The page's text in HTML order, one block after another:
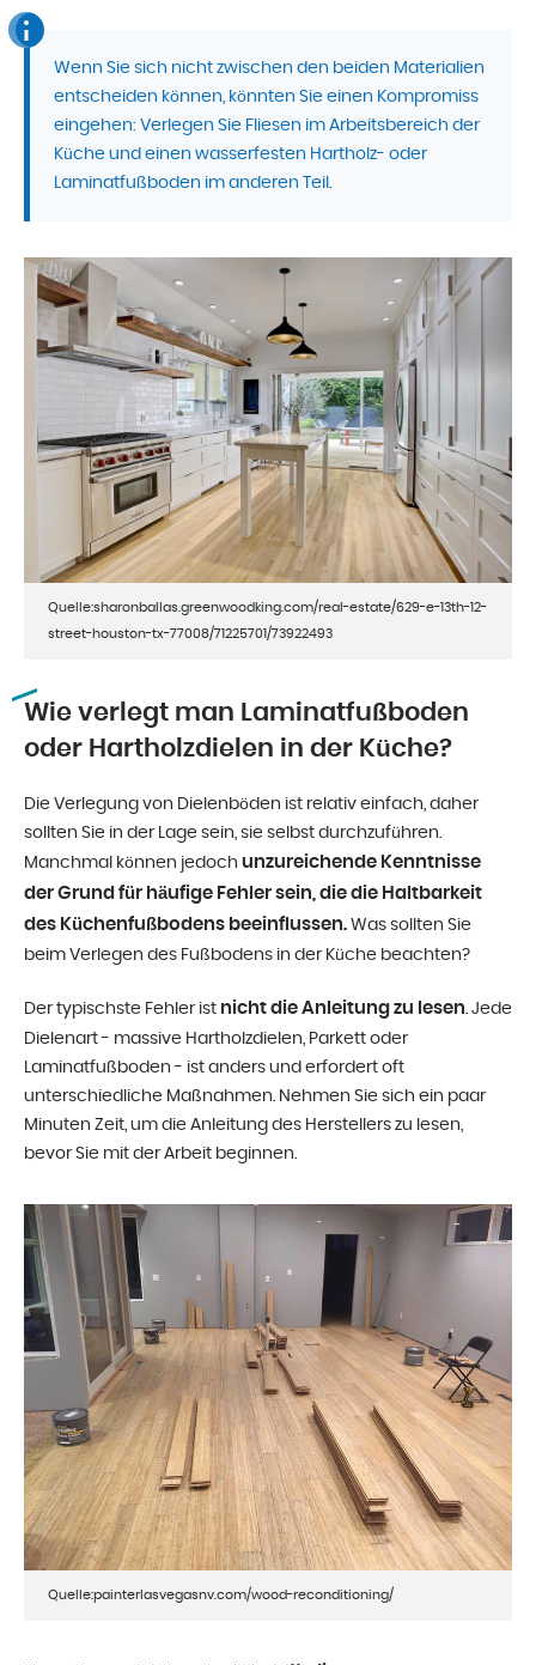
Wenn Sie sich nicht zwischen den beiden Materialien
entscheiden können, könnten Sie einen Kompromiss
eingehen: Verlegen Sie Fliesen im Arbeitsbereich der
Küche und einen wasserfesten Hartholz- oder
Laminatfußboden im anderen Teil.
Quelle:sharonballas.greenwoodking.com/real-estate/629-e-13th-12-
street-houston-tx-77008/71225701/73922493
Wie verlegt man Laminatfußboden
oder Hartholzdielen in der Küche?
Die Verlegung von Dielenböden ist relativ einfach, daher
sollten Sie in der Lage sein, sie selbst durchzuführen.
Manchmal können jedoch unzureichende Kenntnisse
der Grund für häufige Fehler sein, die die Haltbarkeit
des Küchenfußbodens beeinflussen. Was sollten Sie
beim Verlegen des Fußbodens in der Küche beachten?
Der typischste Fehler ist nicht die Anleitung zu lesen. Jede
Dielenart - massive Hartholzdielen, Parkett oder
Laminatfußboden - ist anders und erfordert oft
unterschiedliche Maßnahmen. Nehmen Sie sich ein paar
Minuten Zeit, um die Anleitung des Herstellers zu lesen,
bevor Sie mit der Arbeit beginnen.
Quelle:painterlasvegasnv.com/wood-reconditioning/